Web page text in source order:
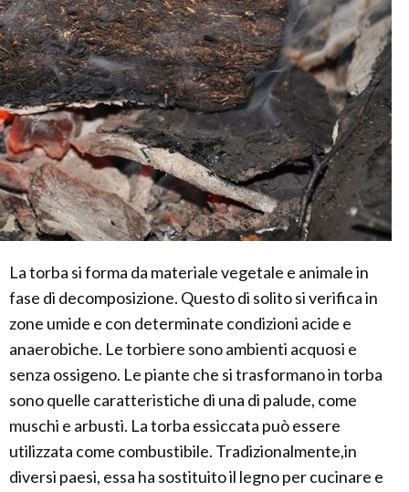
La torba si forma da materiale vegetale e animale in
fase di decomposizione. Questo di solito si verifica in
zone umide e con determinate condizioni acide e
anaerobiche. Le torbiere sono ambienti acquosi e
senza ossigeno. Le piante che si trasformano in torba
sono quelle caratteristiche di una di palude, come
muschi e arbusti. La torba essiccata può essere
utilizzata come combustibile. Tradizionalmente,in
diversi paesi, essa ha sostituito il legno per cucinare e